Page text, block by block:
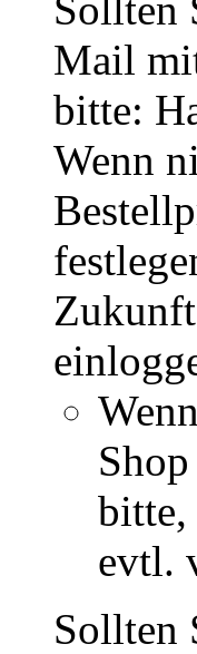
Mail
bitte:
Wenn
bitte,
evtl.
Sollten